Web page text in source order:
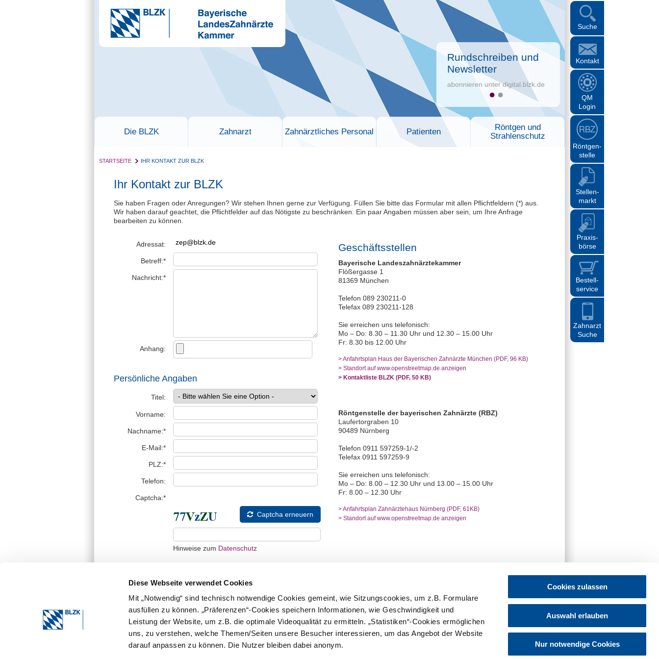
Diese Webseite verwendet Cookies
Mit „Notwendig“ sind technisch notwendige Cookies gemeint, wie Sitzungscookies, um z.B. Formulare
ausfüllen zu können. „Präferenzen“-Cookies speichern Informationen, wie Geschwindigkeit und
Leistung der Website, um z.B. die optimale Videoqualität zu ermitteln. „Statistiken“-Cookies ermöglichen
uns, zu verstehen, welche Themen/Seiten unsere Besucher interessieren, um das Angebot der Website
darauf anpassen zu können. Die Nutzer bleiben dabei anonym.
Cookies zulassen
Auswahl erlauben
Nur notwendige Cookies
Suche
Kontakt
QM
Login
Röntgen-
stelle
Stellen-
markt
Praxis-
börse
Bestell-
service
Zahnarzt
Suche
Rundschreiben und
Newsletter
abonnieren unter digital.blzk.de
Die BLZK Zahnarzt Zahnärztliches Personal Patienten
Röntgen und
Strahlenschutz
STARTSEITE IHR KONTAKT ZUR BLZK
Ihr Kontakt zur BLZK
Sie haben Fragen oder Anregungen? Wir stehen Ihnen gerne zur Verfügung. Füllen Sie bitte das Formular mit allen Pflichtfeldern (*) aus.
Wir haben darauf geachtet, die Pflichtfelder auf das Nötigste zu beschränken. Ein paar Angaben müssen aber sein, um Ihre Anfrage
bearbeiten zu können.
Adressat:
Betreff:*
Nachricht:*
Anhang:
Persönliche Angaben
Titel:
Vorname:
Nachname:*
E-Mail:*
PLZ:*
Telefon:
Captcha:*
Captcha erneuern
Hinweise zum Datenschutz
* erforderliche Angabe
Die von Ihnen übermittelten Daten werden nicht an Dritte weitergegeben. Sie dienen
Bearbeitung Ihrer Anfrage gespeichert und anschließend gelöscht.
Geschäftsstellen
Bayerische Landeszahnärztekammer
Flößergasse 1
81369 München
Telefon 089 230211-0
Telefax 089 230211-128
Sie erreichen uns telefonisch:
Mo – Do: 8.30 – 11.30 Uhr und 12.30 – 15.00 Uhr
Fr: 8.30 bis 12.00 Uhr
> Anfahrtsplan Haus der Bayerischen Zahnärzte München (PDF, 96 KB)
> Standort auf www.openstreetmap.de anzeigen
> Kontaktliste BLZK (PDF, 50 KB)
Röntgenstelle der bayerischen Zahnärzte (RBZ)
Laufertorgraben 10
90489 Nürnberg
Telefon 0911 597259-1/-2
Telefax 0911 597259-9
Sie erreichen uns telefonisch:
Mo – Do: 8.00 – 12.30 Uhr und 13.00 – 15.00 Uhr
Fr: 8.00 – 12.30 Uhr
> Anfahrtsplan Zahnärztehaus Nürnberg (PDF, 61KB)
> Standort auf www.openstreetmap.de anzeigen